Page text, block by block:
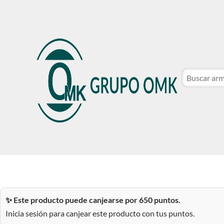
CATÁLOGO DE MARCAS
✨ Este producto puede canjearse por 650 puntos.
Inicia sesión para canjear este producto con tus puntos.